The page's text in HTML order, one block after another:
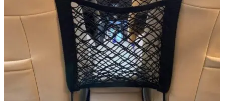
Navigatie Audi A6 C7
Navigatie Audi Q5
Ford
Navigație Ford Fiesta
Navigație Ford Focus 1
Navigație Ford Focus 2
Navigație Ford Focus MK3
Navigație Ford Mondeo MK3
Navigație Ford Mondeo MK4
Navigație Ford Transit
Mercedes